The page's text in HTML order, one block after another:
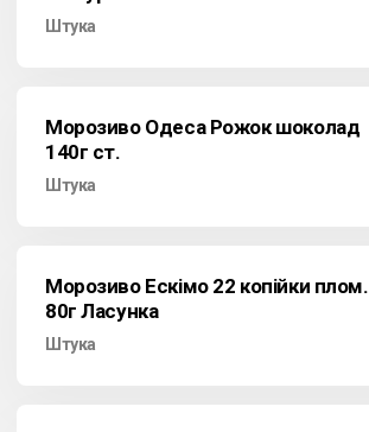
Штука
Морозиво Одеса Рожок шоколад
140г ст.
Штука
Морозиво Ескімо 22 копійки плом.
80г Ласунка
Штука